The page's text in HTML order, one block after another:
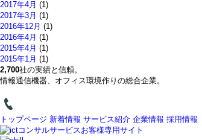
2017年4月 (1)
2017年3月 (1)
2016年12月 (1)
2016年4月 (1)
2015年4月 (1)
2015年1月 (1)
2,700社の実績と信頼。
情報通信機器、オフィス環境作りの総合企業。
トップページ 新着情報 サービス紹介 企業情報 採用情報